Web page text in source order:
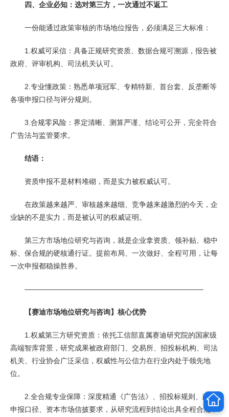
四、企业必知：选对第三方，一次通过不返工
一份能通过政策审核的市场地位报告，必须满足三大标准：
1.权威可采信：具备正规研究资质、数据合规可溯源，报告被
政府、评审机构、司法机关认可。
2.专业懂政策：熟悉单项冠军、专精特新、首台套、反垄断等
各项申报口径与评分规则。
3.合规零风险：界定清晰、测算严谨、结论可公开，完全符合
广告法与监管要求。
结语：
资质申报不是材料堆砌，而是实力被权威认可。
在政策越来越严、审核越来越细、竞争越来越激烈的今天，企
业缺的不是实力，而是被认可的权威证明。
第三方市场地位研究与咨询，就是企业拿资质、领补贴、稳中
标、保合规的硬核通行证。提前布局、一次做好、全程可用，让每
一次申报都稳操胜券。
—————————————————————————
【赛迪市场地位研究与咨询】核心优势
1.权威第三方研究资质：依托工信部直属赛迪研究院的国家级
高端智库背景，研究成果被政府部门、交易所、招投标机构、司法
机关、行业协会广泛采信，权威性与公信力在行业内处于领先地
位。
2.全合规专业保障：深度精通《广告法》、招投标规则、政策
申报口径、资本市场信披要求，从研究流程到结论出具全程合规，